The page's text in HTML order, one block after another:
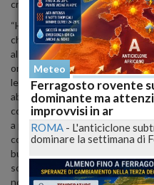
credito agrario di conduzione.
“Ho incontrato il Presidente
chiedergli di invitare tutti gli
al rinnovo automatico delle
oneri a carico delle aziende
le condizioni per dare un
abruzzesi, creando le condizioni
con maggiore tranquillità. Gli
a poter contare su un prezioso
così di sprecare energie e
burocratici. E’ necessario –
sostegno alle nostre aziende e
nonostante la difficile fase
Meteo
Ferragosto rovente
dominante ma
improvvisi in ar
ROMA - L'anticiclone
dominare la settimana di